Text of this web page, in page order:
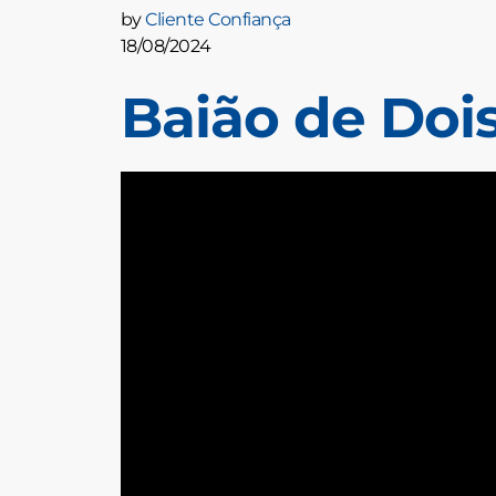
Baião de
18/08/2024
byCliente Confiança